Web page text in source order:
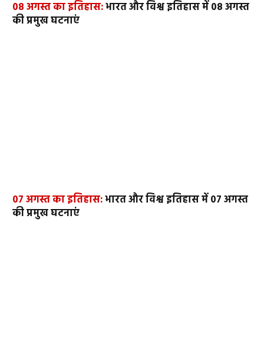
08 अगस्त का इतिहास:भारत और विश्व इतिहास में 08 अगस्त
की प्रमुख घटनाएं
07 अगस्त का इतिहास:भारत और विश्व इतिहास में 07 अगस्त
की प्रमुख घटनाएं